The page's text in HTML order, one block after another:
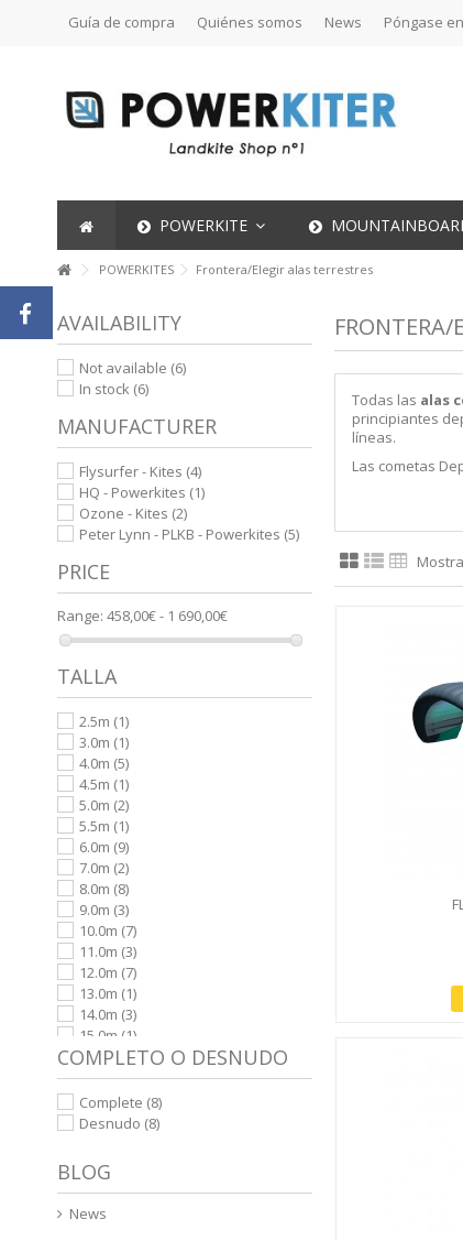
Guía de compra Quiénes somos News Póngase
POWERKITE
POWERKITES Frontera/Elegir alas terrestres
FRONTERA/
Todas las alas
principiantes
líneas.
Las cometas
AVAILABILITY
Not available (6)
In stock (6)
MANUFACTURER
Flysurfer - Kites (4)
HQ - Powerkites (1)
Ozone - Kites (2)
Peter Lynn - PLKB - Powerkites (5)
PRICE
Range: 458,00€ - 1 690,00€
TALLA
2.5m (1)
3.0m (1)
4.0m (5)
4.5m (1)
5.0m (2)
5.5m (1)
6.0m (9)
7.0m (2)
8.0m (8)
9.0m (3)
10.0m (7)
11.0m (3)
12.0m (7)
13.0m (1)
14.0m (3)
15.0m (1)
18.0m(1)
COMPLETO O DESNUDO
Complete (8)
Desnudo (8)
BLOG
News